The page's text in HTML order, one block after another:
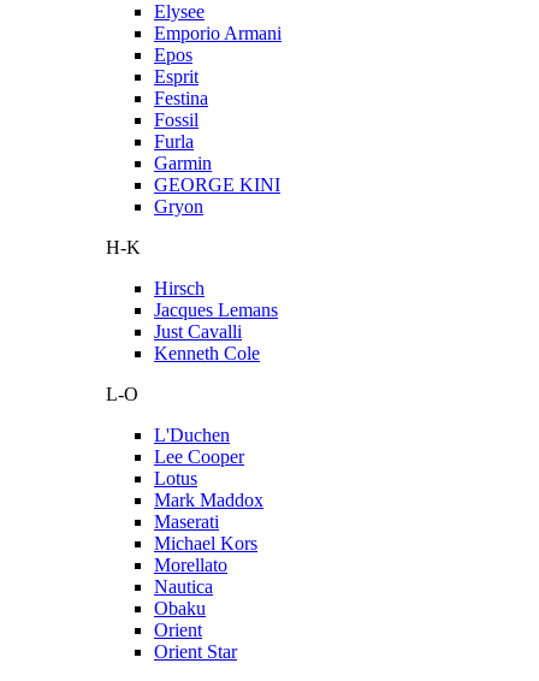
Elysee
Emporio Armani
Epos
Esprit
Festina
Fossil
Furla
Garmin
GEORGE KINI
Gryon
H-K
Hirsch
Jacques Lemans
Just Cavalli
Kenneth Cole
L-O
L'Duchen
Lee Cooper
Lotus
Mark Maddox
Maserati
Michael Kors
Morellato
Nautica
Obaku
Orient
Orient Star